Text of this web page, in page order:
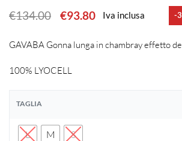
€134.00 €93.80 Iva inclusa -
GAVABA Gonna lunga in chambray effetto
100% LYOCELL
TAGLIA
L M S